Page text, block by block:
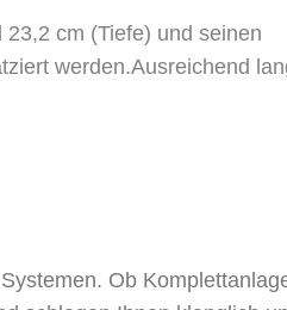
cm (Tiefe) und seinen
werden.Ausreichend
Ob